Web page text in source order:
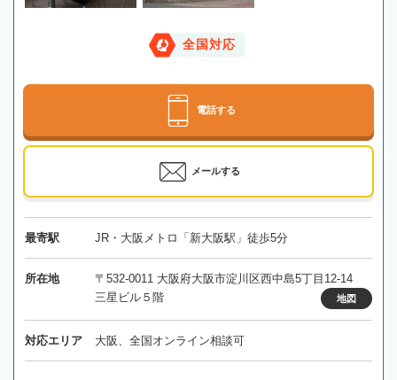
全国対応
電話する
メールする
最寄駅 JR・大阪メトロ「新大阪駅」徒歩5分
所在地
〒532-0011 大阪府大阪市淀川区西中島5丁目12-14
三星ビル５階
地図
対応エリア 大阪、全国オンライン相談可